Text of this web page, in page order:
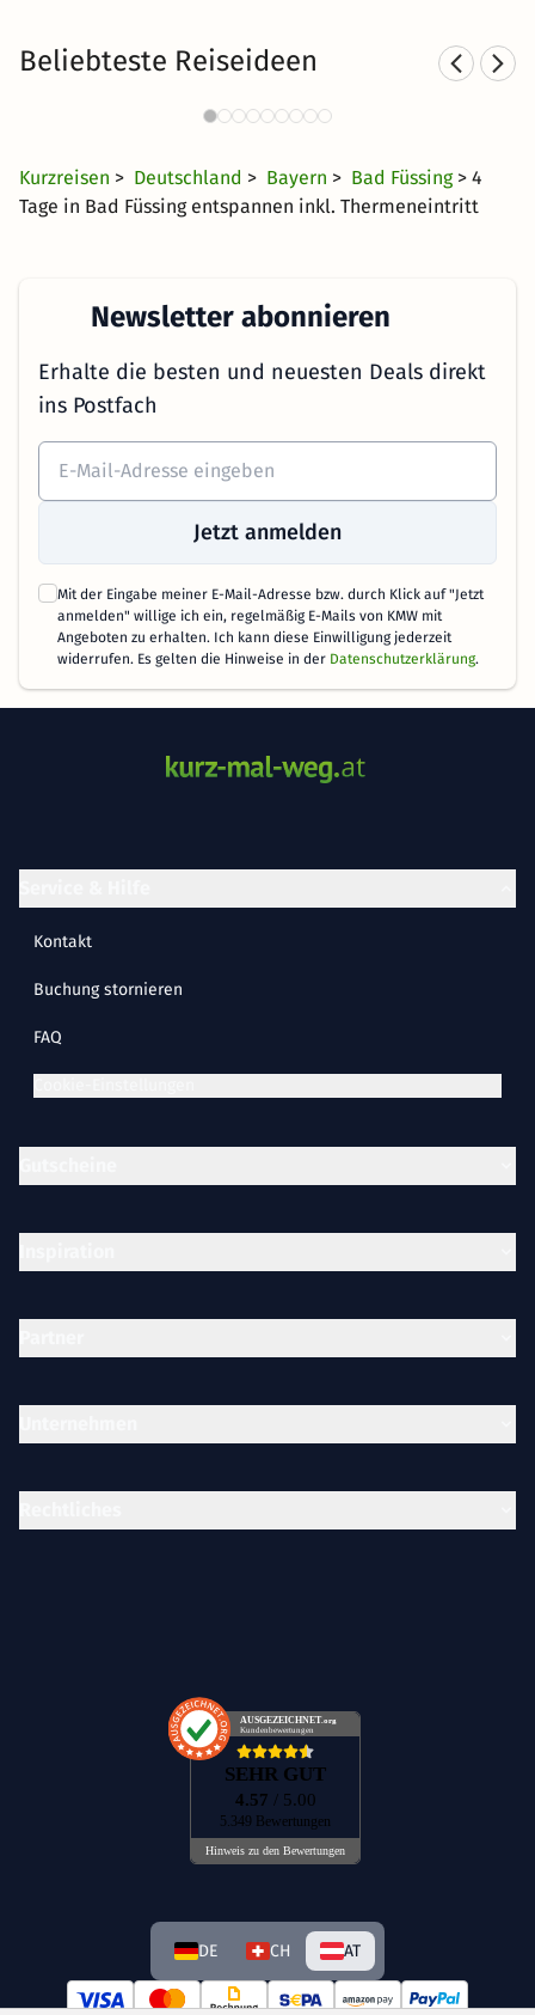
Beliebteste Reiseideen
Sporthotels in Bayern
1992 Angebote
Kurzreisen > Deutschland > Bayern > Bad Füssing > 4
Tage in Bad Füssing entspannen inkl. Thermeneintritt
Newsletter abonnieren
Erhalte die besten und neuesten Deals direkt
ins Postfach
Jetzt anmelden
Mit der Eingabe meiner E-Mail-Adresse bzw. durch Klick auf "Jetzt
anmelden" willige ich ein, regelmäßig E-Mails von KMW mit
Angeboten zu erhalten. Ich kann diese Einwilligung jederzeit
widerrufen. Es gelten die Hinweise in der Datenschutzerklärung.
AUSGEZEICHNET .org
Kundenbewertungen
SEHR GUT
4.57 / 5.00
5.349 Bewertungen
Hinweis zu den Bewertungen
Kontakt
Buchung stornieren
FAQ
DE CH AT